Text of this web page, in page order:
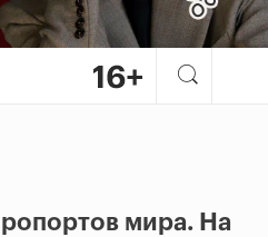
мира. На